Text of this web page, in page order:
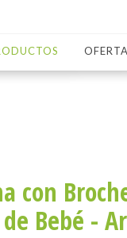
con
de Bebé -